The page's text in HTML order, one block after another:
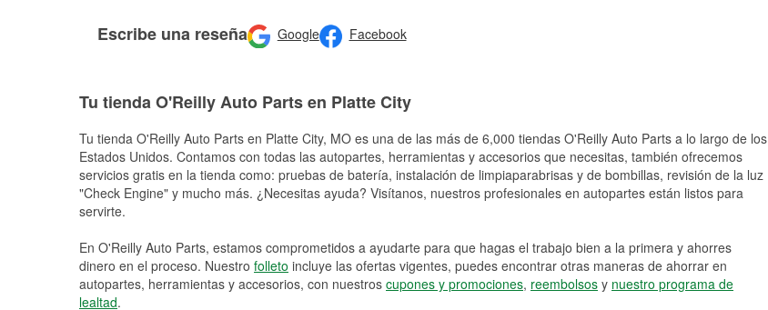
Escribe una reseña Google Facebook
Tu tienda O'Reilly Auto Parts en Platte City
Tu tienda O'Reilly Auto Parts en Platte City, MO es una de las más de 6,000 tiendas O'Reilly Auto Parts a lo largo de los
Estados Unidos. Contamos con todas las autopartes, herramientas y accesorios que necesitas, también ofrecemos
servicios gratis en la tienda como: pruebas de batería, instalación de limpiaparabrisas y de bombillas, revisión de la luz
"Check Engine" y mucho más. ¿Necesitas ayuda? Visítanos, nuestros profesionales en autopartes están listos para
servirte.
En O'Reilly Auto Parts, estamos comprometidos a ayudarte para que hagas el trabajo bien a la primera y ahorres
dinero en el proceso. Nuestro folleto incluye las ofertas vigentes, puedes encontrar otras maneras de ahorrar en
autopartes, herramientas y accesorios, con nuestros cupones y promociones, reembolsos y nuestro programa de
lealtad.